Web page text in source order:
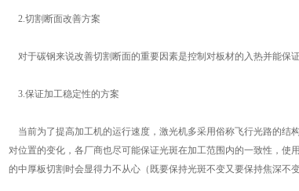
2.切割断面改善方案
对于碳钢来说改善切割断面的重要因素是控制对板材的入热并能保
3.保证加工稳定性的方案
当前为了提高加工机的运行速度，激光机多采用俗称飞行光路的结
对位置的变化，各厂商也尽可能保证光斑在加工范围内的一致性，
的中厚板切割时会显得力不从心（既要保持光斑不变又要保持焦深不变